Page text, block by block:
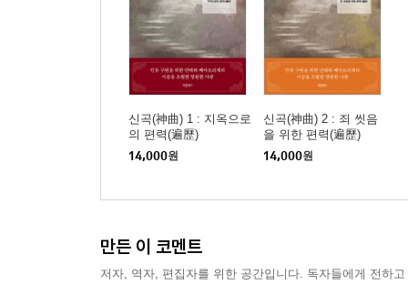
신곡(神曲) 1 : 지옥으로
의 편력(遍歷)
14,000원
신곡(神曲) 2 : 죄 씻음
을 위한 편력(遍歷)
14,000원
만든 이 코멘트
저자, 역자, 편집자를 위한 공간입니다. 독자들에게 전하